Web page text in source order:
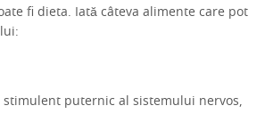
fi dieta. Iată câteva alimente care pot
stimulent puternic al sistemului nervos,